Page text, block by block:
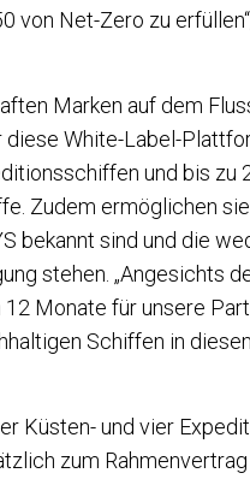
von Net-Zero zu
Marken auf dem
White-Label-
und bis
Zudem ermöglichen
bekannt sind und die
stehen. „Angesichts
Monate für unsere
Schiffen in
Küsten- und vier
zum